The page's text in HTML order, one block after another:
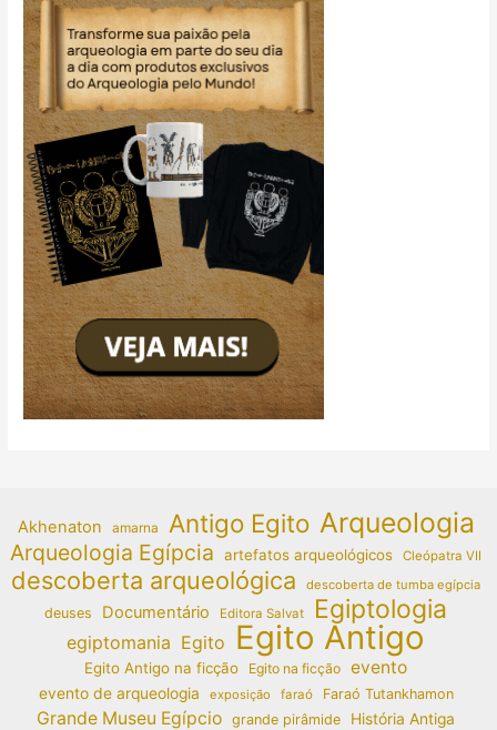
Akhenaton amarna Antigo Egito Arqueologia
Arqueologia Egípcia artefatos arqueológicos Cleópatra VII
descoberta arqueológica descoberta de tumba egípcia
deuses Documentário Editora Salvat Egiptologia
egiptomania Egito Egito Antigo
Egito Antigo na ficção Egito na ficção evento
evento de arqueologia exposição faraó Faraó Tutankhamon
Grande Museu Egípcio grande pirâmide
História Antiga